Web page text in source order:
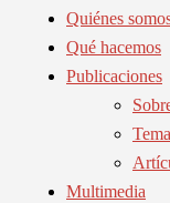
Quiénes
Qué hacemos
Publicaciones
Multimedia